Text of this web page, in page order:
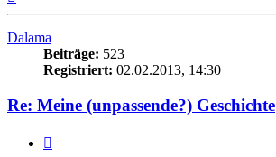
Dalama
Beiträge: 523
Registriert: 02.02.2013, 14:30
Re: Meine (unpassende?) Geschichte